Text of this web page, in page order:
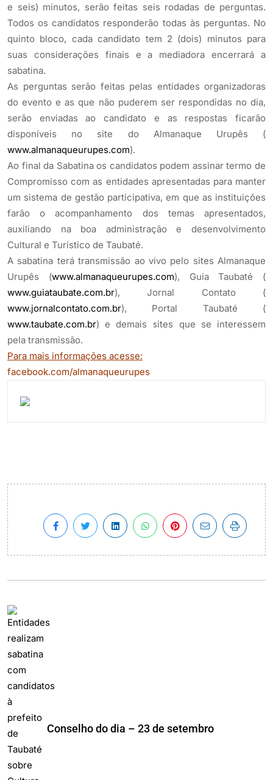
e seis) minutos, serão feitas seis rodadas de perguntas.
Todos os candidatos responderão todas às perguntas. No
quinto bloco, cada candidato tem 2 (dois) minutos para
suas considerações finais e a mediadora encerrará a
sabatina.
As perguntas serão feitas pelas entidades organizadoras
do evento e as que não puderem ser respondidas no dia,
serão enviadas ao candidato e as respostas ficarão
disponíveis no site do Almanaque Urupês (
www.almanaqueurupes.com).
Ao final da Sabatina os candidatos podem assinar termo de
Compromisso com as entidades apresentadas para manter
um sistema de gestão participativa, em que as instituições
farão o acompanhamento dos temas apresentados,
auxiliando na boa administração e desenvolvimento
Cultural e Turístico de Taubaté.
A sabatina terá transmissão ao vivo pelo sites Almanaque
Urupês (www.almanaqueurupes.com), Guia Taubaté (
www.guiataubate.com.br), Jornal Contato (
www.jornalcontato.com.br), Portal Taubaté (
www.taubate.com.br) e demais sites que se interessem
pela transmissão.
Para mais informações acesse:
facebook.com/almanaqueurupes
Conselho do dia – 23 de setembro